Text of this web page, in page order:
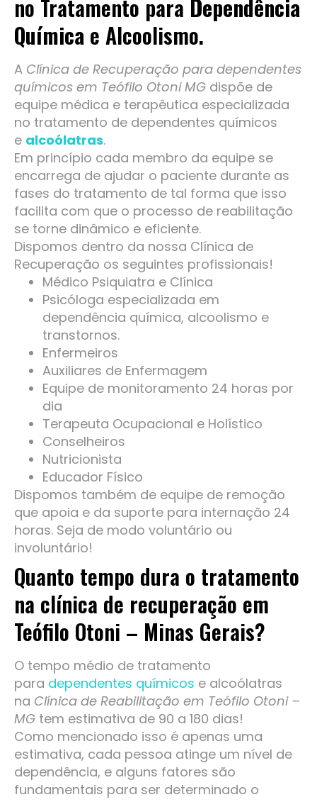
no Tratamento para Dependência
Química e Alcoolismo.
A Clínica de Recuperação para dependentes
químicos em Teófilo Otoni MG dispõe de
equipe médica e terapêutica especializada
no tratamento de dependentes químicos
e alcoólatras.
Em princípio cada membro da equipe se
encarrega de ajudar o paciente durante as
fases do tratamento de tal forma que isso
facilita com que o processo de reabilitação
se torne dinâmico e eficiente.
Dispomos dentro da nossa Clínica de
Recuperação os seguintes profissionais!
Médico Psiquiatra e Clínica
Psicóloga especializada em
dependência química, alcoolismo e
transtornos.
Enfermeiros
Auxiliares de Enfermagem
Equipe de monitoramento 24 horas por
dia
Terapeuta Ocupacional e Holístico
Conselheiros
Nutricionista
Educador Físico
Dispomos também de equipe de remoção
que apoia e da suporte para internação 24
horas. Seja de modo voluntário ou
involuntário!
Quanto tempo dura o tratamento
na clínica de recuperação em
Teófilo Otoni – Minas Gerais?
O tempo médio de tratamento
para dependentes químicos e alcoólatras
na Clínica de Reabilitação em Teófilo Otoni –
MG tem estimativa de 90 a 180 dias!
Como mencionado isso é apenas uma
estimativa, cada pessoa atinge um nível de
dependência, e alguns fatores são
fundamentais para ser determinado o